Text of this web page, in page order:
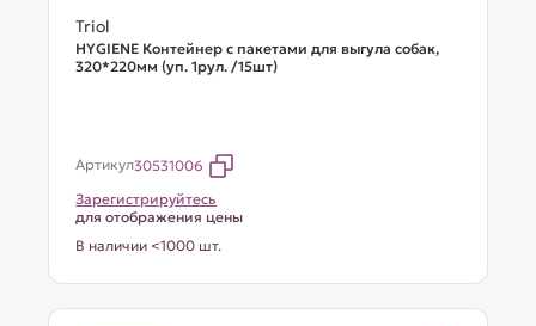
Triol
HYGIENE Контейнер с пакетами для выгула собак,
320*220мм (уп. 1рул. /15шт)
Артикул30531006
Зарегистрируйтесь
для отображения цены
В наличии <1000 шт.